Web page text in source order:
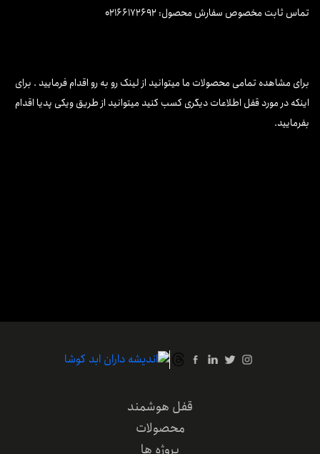
تماس ثابت مخصوص سفارش محصول: ۰۲۱۶۶۱۷۲۶۹۲
برای مشاهده تمامی محصولات ما میتوانید از لینک رو به رو اقدام فرمایید . برای
اینکه در مورد قفل اطلاعات دیگری کسب کنید میتوانید از طریق ویکی پدیا اقدام
بفرمایید.
قفل هوشمند
محصولات
پروژه ها